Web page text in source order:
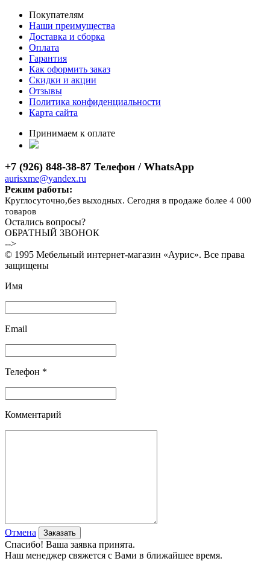
Покупателям
Наши преимущества
Доставка и сборка
Оплата
Гарантия
Как оформить заказ
Скидки и акции
Отзывы
Политика конфиденциальности
Карта сайта
Принимаем к оплате
+7 (926) 848-38-87 Телефон / WhatsApp
aurisxme@yandex.ru
Режим работы:
Круглосуточно,без выходных. Сегодня в продаже более 4 000
товаров
Остались вопросы?
ОБРАТНЫЙ ЗВОНОК
-->
© 1995 Мебельный интернет-магазин «Аурис». Все права
защищены
Имя
Email
Телефон *
Комментарий
Отмена
Спасибо! Ваша заявка принята.
Наш менеджер свяжется с Вами в ближайшее время.